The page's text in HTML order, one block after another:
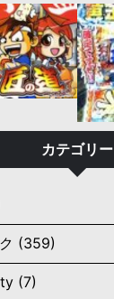
カテゴリー
(359)
(7)